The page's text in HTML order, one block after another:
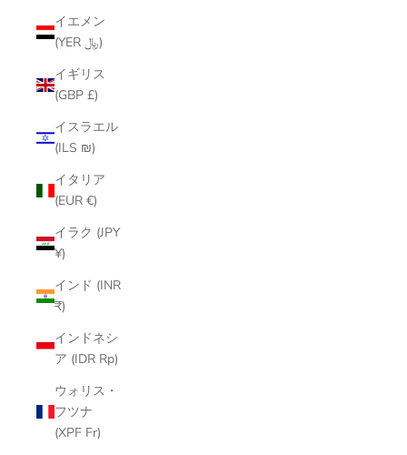
イエメン
(YER ﷼)
イギリス
(GBP £)
イスラエル
(ILS ₪)
イタリア
(EUR €)
イラク (JPY
¥)
インド (INR
₹)
インドネシ
ア (IDR Rp)
ウォリス・
フツナ
(XPF Fr)